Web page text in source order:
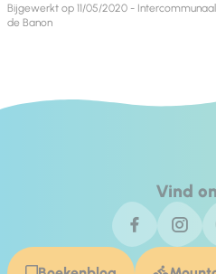
Bijgewerkt op 11/05/2020 -
de Banon
Vind